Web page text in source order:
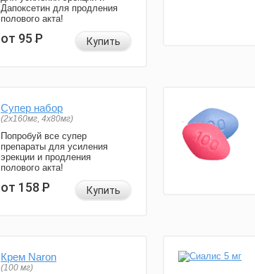
Дапоксетин для продления
полового акта!
от 95Р Купить
Супер набор
(2х160мг, 4х80мг)
Попробуй все супер
препараты для усиления
эрекции и продления
полового акта!
от 158Р Купить
Крем Naron
(100 мг)